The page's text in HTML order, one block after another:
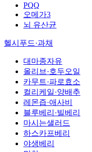
PQQ
오메가3
뇌 유산균
헬시푸드·과채
대마종자유
올리브·호두오일
카무트·파로효소
컬리케일·양배추
레몬즙·애사비
블루베리·빌베리
마시는샐러드
하스카프베리
야생베리